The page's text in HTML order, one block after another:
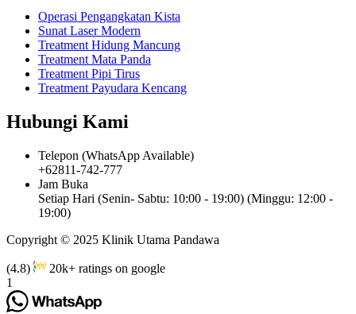
Operasi Pengangkatan Kista
Sunat Laser Modern
Treatment Hidung Mancung
Treatment Mata Panda
Treatment Pipi Tirus
Treatment Payudara Kencang
Hubungi Kami
Telepon (WhatsApp Available)
+62811-742-777
Jam Buka
Setiap Hari (Senin- Sabtu: 10:00 - 19:00) (Minggu: 12:00 -
19:00)
Copyright © 2025 Klinik Utama Pandawa
(4.8)
20k+ ratings on google
1